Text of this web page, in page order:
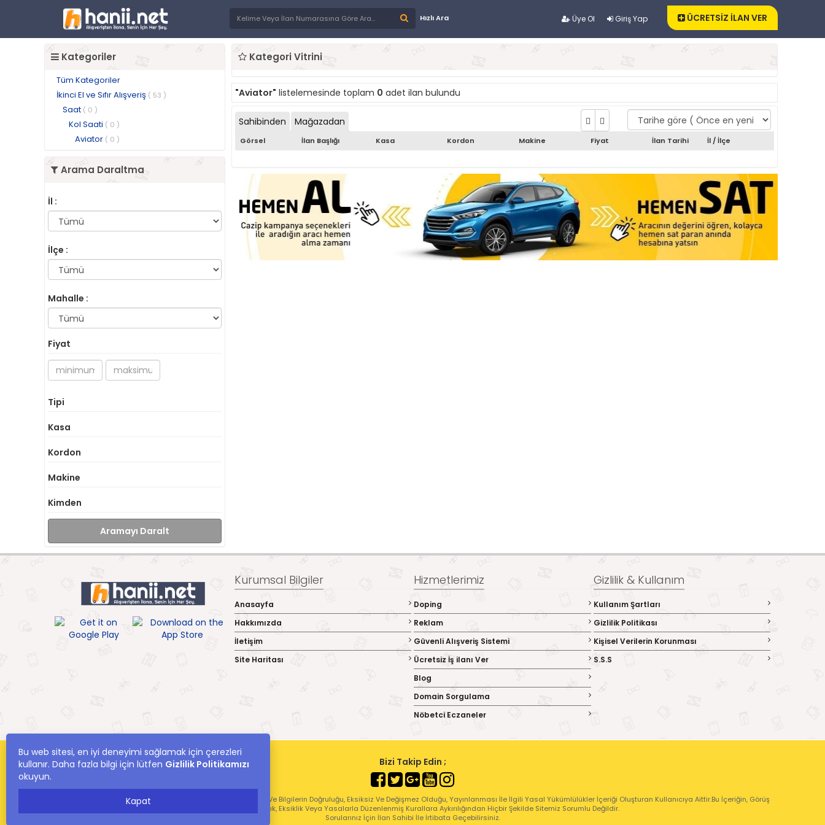
Üye Ol Giriş Yap
Hızlı Ara ÜCRETSİZ İLAN VER
Kategoriler
Tüm Kategoriler
İkinci El ve Sıfır Alışveriş ( 53 )
Saat ( 0 )
Kol Saati ( 0 )
Aviator ( 0 )
Arama Daraltma
İl :
İlçe :
Mahalle :
Fiyat
Tipi
Kasa
Kordon
Makine
Kimden
Aramayı Daralt
Kategori Vitrini
"Aviator" listelemesinde toplam 0 adet ilan bulundu
Sahibinden Mağazadan
Görsel İlan Başlığı Kasa Kordon Makine Fiyat İlan Tarihi İl / İlçe
Kurumsal Bilgiler
Anasayfa
Hakkımızda
İletişim
Site Haritası
Hizmetlerimiz
Doping
Reklam
Güvenli Alışveriş Sistemi
Ücretsiz İş ilanı Ver
Blog
Domain Sorgulama
Nöbetci Eczaneler
Gizlilik & Kullanım
Kullanım Şartları
Gizlilik Politikası
Kişisel Verilerin Korunması
S.S.S
Bizi Takip Edin ;
hanii.net Yer Alan Kullanıcıların Oluşturduğu Tüm İçerik, Görüş Ve Bilgilerin Doğruluğu, Eksiksiz Ve Değişmez Olduğu, Yayınlanması İle İlgili Yasal Yükümlülükler İçeriği Oluşturan Kullanıcıya Aittir.Bu İçeriğin, Görüş
Ve Bilgilerin Yanlışlık, Eksiklik Veya Yasalarla Düzenlenmiş Kurallara Aykırılığından Hiçbir Şekilde Sitemiz Sorumlu Değildir.
Sorularınız İçin İlan Sahibi İle İrtibata Geçebilirsiniz.
Bu web sitesi, en iyi deneyimi sağlamak için çerezleri
kullanır. Daha fazla bilgi için lütfen Gizlilik Politikamızı
okuyun.
Kapat